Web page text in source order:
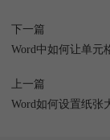
下一篇
Word中如何让单元
上一篇
Word如何设置纸张